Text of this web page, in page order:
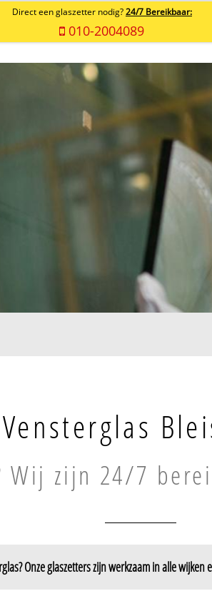
Direct een glaszetter nodig? 24/7 Bereikbaar:
010-2004089
Vensterglas
Wij zijn 24/7
Onze glaszetters zijn werkzaam in alle